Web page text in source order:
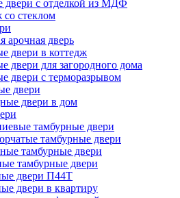
двери с отделкой из МДФ
со стеклом
арочная дверь
двери в коттедж
двери для загородного дома
двери с терморазрывом
двери
двери в дом
тамбурные двери
тамбурные двери
тамбурные двери
тамбурные двери
двери П44Т
двери в квартиру